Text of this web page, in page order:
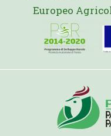
Europeo